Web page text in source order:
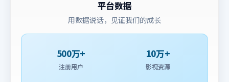
平台数据
用数据说话，见证我们的成长
500万+
注册用户
10万+
影视资源